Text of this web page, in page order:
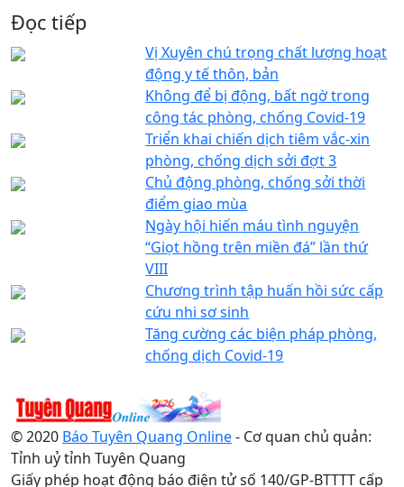
Đọc tiếp
Vị Xuyên chú trọng chất lượng hoạt
động y tế thôn, bản
Không để bị động, bất ngờ trong
công tác phòng, chống Covid-19
Triển khai chiến dịch tiêm vắc-xin
phòng, chống dịch sởi đợt 3
Chủ động phòng, chống sởi thời
điểm giao mùa
Ngày hội hiến máu tình nguyện
“Giọt hồng trên miền đá” lần thứ
VIII
Chương trình tập huấn hồi sức cấp
cứu nhi sơ sinh
Tăng cường các biện pháp phòng,
chống dịch Covid-19
© 2020 Báo Tuyên Quang Online- Cơ quan chủ quản:
Tỉnh uỷ tỉnh Tuyên Quang
Giấy phép hoạt động báo điện tử số 140/GP-BTTTT cấp